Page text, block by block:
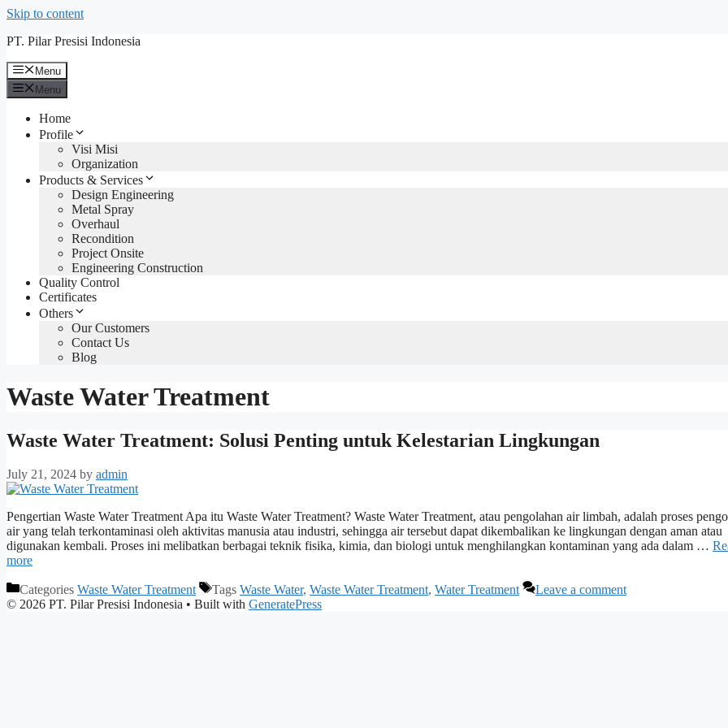
Skip to content
PT. Pilar Presisi Indonesia
Menu
Menu
Home
Profile
Visi Misi
Organization
Products & Services
Design Engineering
Metal Spray
Overhaul
Recondition
Project Onsite
Engineering Construction
Quality Control
Certificates
Others
Our Customers
Contact Us
Blog
Waste Water Treatment
Waste Water Treatment: Solusi Penting untuk Kelestarian Lingkungan
July 21, 2024 by admin
Pengertian Waste Water Treatment Apa itu Waste Water Treatment? Waste Water Treatment, atau pengolahan air limbah, adalah proses
air yang telah terkontaminasi oleh aktivitas manusia atau industri, sehingga air tersebut dapat dikembalikan ke lingkungan dengan aman atau
digunakan kembali. Proses ini melibatkan berbagai teknik fisika, kimia, dan biologi untuk menghilangkan kontaminan yang ada dalam …
more
Categories Waste Water Treatment Tags Waste Water, Waste Water Treatment, Water Treatment
Leave a comment
© 2026 PT. Pilar Presisi Indonesia • Built with GeneratePress